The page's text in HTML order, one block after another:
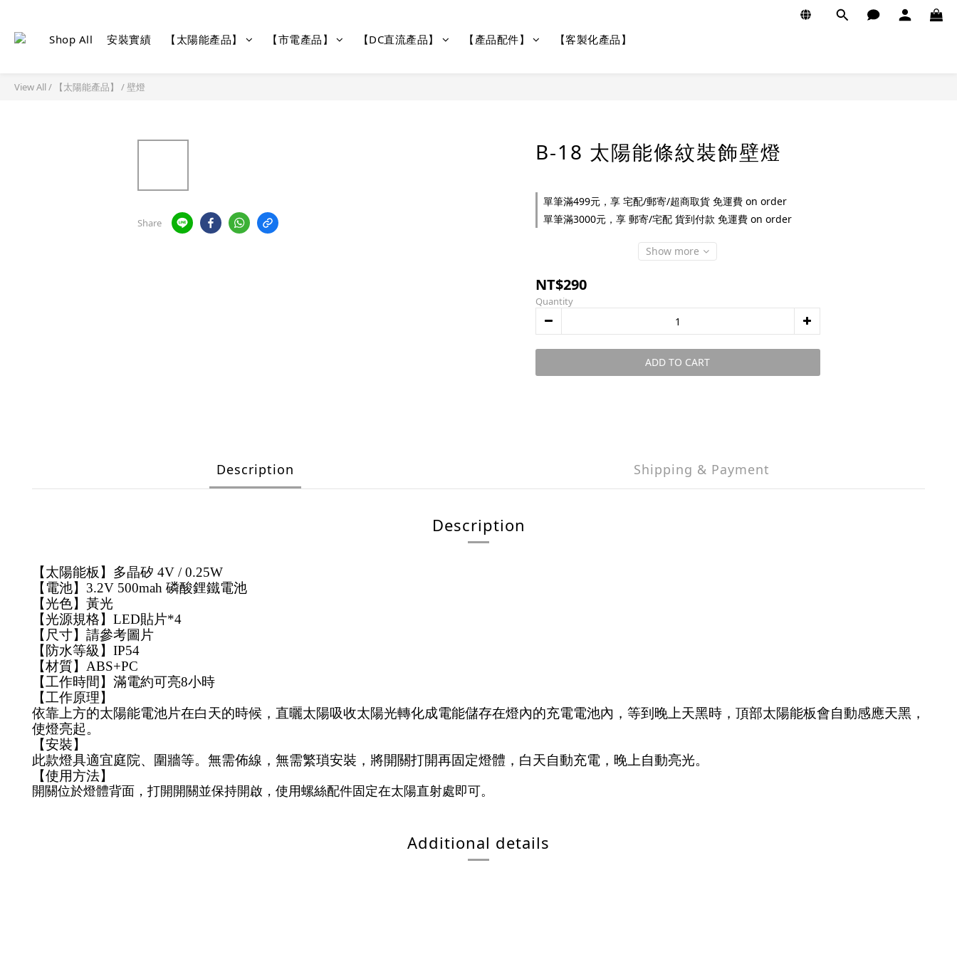
Shop All 安裝實績 【太陽能產品】 【市電產品】 【DC直流產品】 【產品配件】 【客製化產品】
View All/ 【太陽能產品】 /壁燈
Share
B-18 太陽能條紋裝飾壁燈
單筆滿499元，享 宅配/郵寄/超商取貨 免運費 on order
單筆滿3000元，享 郵寄/宅配 貨到付款 免運費 on order
Show more
NT$290
Quantity
ADD TO CART
Description Shipping & Payment
Description
【太陽能板】多晶矽 4V / 0.25W
【電池】3.2V 500mah 磷酸鋰鐵電池
【光色】黃光
【光源規格】LED貼片*4
【尺寸】請參考圖片
【防水等級】IP54
【材質】ABS+PC
【工作時間】滿電約可亮8小時
【工作原理】
依靠上方的太陽能電池片在白天的時候，直曬太陽吸收太陽光轉化成電能儲存在燈內的充電電池內，等到晚上天黑時，頂部太陽能板會自動感應天黑，
使燈亮起。
【安裝】
此款燈具適宜庭院、圍牆等。無需佈線，無需繁瑣安裝，將開關打開再固定燈體，白天自動充電，晚上自動亮光。
【使用方法】
開關位於燈體背面，打開開關並保持開啟，使用螺絲配件固定在太陽直射處即可。
Additional details